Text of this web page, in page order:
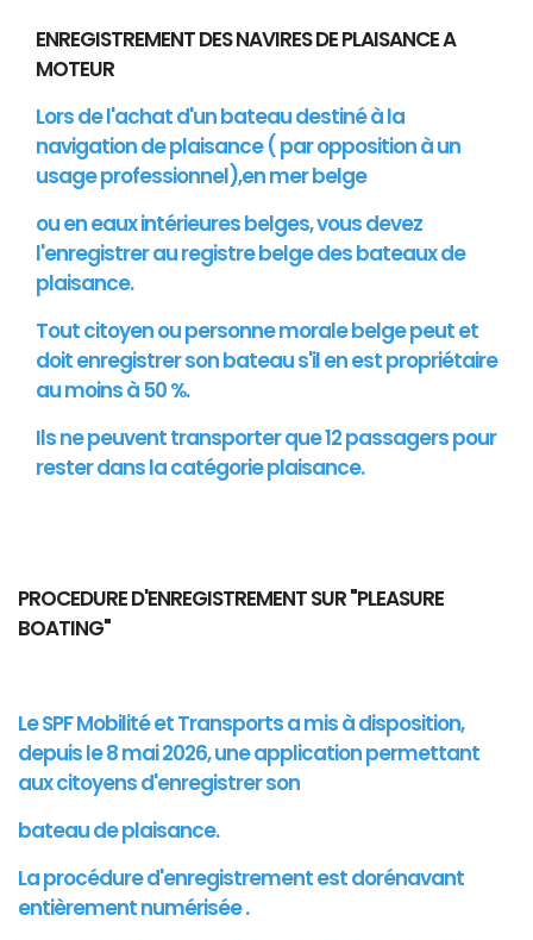
ENREGISTREMENT DES NAVIRES DE PLAISANCE A
MOTEUR
Lors de l'achat d'un bateau destiné à la
navigation de plaisance ( par opposition à un
usage professionnel),en mer belge
ou en eaux intérieures belges, vous devez
l'enregistrer au registre belge des bateaux de
plaisance.
Tout citoyen ou personne morale belge peut et
doit enregistrer son bateau s'il en est propriétaire
au moins à 50 %.
Ils ne peuvent transporter que 12 passagers pour
rester dans la catégorie plaisance.
PROCEDURE D'ENREGISTREMENT SUR "PLEASURE
BOATING"
Le SPF Mobilité et Transports a mis à disposition,
depuis le 8 mai 2026, une application permettant
aux citoyens d'enregistrer son
bateau de plaisance.
La procédure d'enregistrement est dorénavant
entièrement numérisée .